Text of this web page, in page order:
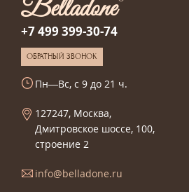
+7 499 399-30-74
ОБРАТНЫЙ ЗВОНОК
Пн—Вс, с 9 до 21 ч.
127247, Москва,
Дмитровское шоссе, 100,
строение 2
info@belladone.ru